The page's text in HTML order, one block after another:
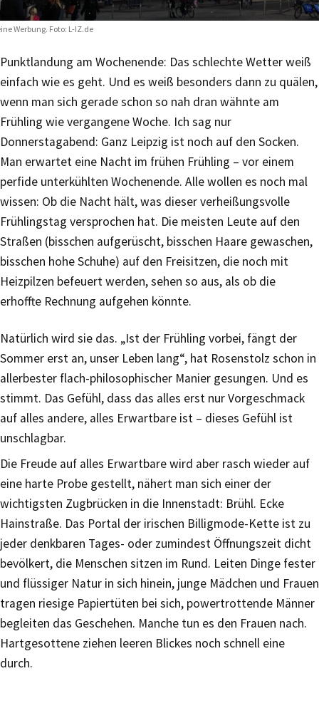
Werbung. Foto: L-IZ.de
Punktlandung am Wochenende: Das schlechte Wetter weiß
einfach wie es geht. Und es weiß besonders dann zu quälen,
wenn man sich gerade schon so nah dran wähnte am
Frühling wie vergangene Woche. Ich sag nur
Donnerstagabend: Ganz Leipzig ist noch auf den Socken.
Man erwartet eine Nacht im frühen Frühling – vor einem
perfide unterkühlten Wochenende. Alle wollen es noch mal
wissen: Ob die Nacht hält, was dieser verheißungsvolle
Frühlingstag versprochen hat. Die meisten Leute auf den
Straßen (bisschen aufgerüscht, bisschen Haare gewaschen,
bisschen hohe Schuhe) auf den Freisitzen, die noch mit
Heizpilzen befeuert werden, sehen so aus, als ob die
erhoffte Rechnung aufgehen könnte.
Natürlich wird sie das. „Ist der Frühling vorbei, fängt der
Sommer erst an, unser Leben lang“, hat Rosenstolz schon in
allerbester flach-philosophischer Manier gesungen. Und es
stimmt. Das Gefühl, dass das alles erst nur Vorgeschmack
auf alles andere, alles Erwartbare ist – dieses Gefühl ist
unschlagbar.
Die Freude auf alles Erwartbare wird aber rasch wieder auf
eine harte Probe gestellt, nähert man sich einer der
wichtigsten Zugbrücken in die Innenstadt: Brühl. Ecke
Hainstraße. Das Portal der irischen Billigmode-Kette ist zu
jeder denkbaren Tages- oder zumindest Öffnungszeit dicht
bevölkert, die Menschen sitzen im Rund. Leiten Dinge fester
und flüssiger Natur in sich hinein, junge Mädchen und Frauen
tragen riesige Papiertüten bei sich, powertrottende Männer
begleiten das Geschehen. Manche tun es den Frauen nach.
Hartgesottene ziehen leeren Blickes noch schnell eine
durch.